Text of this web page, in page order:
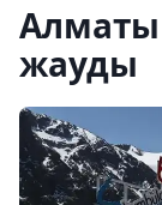
Алматы
жауды